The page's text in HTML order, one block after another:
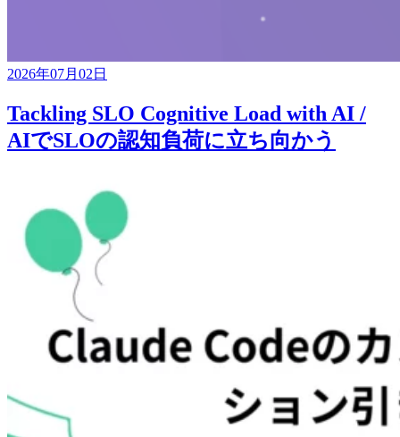
2026年07月02日
Tackling SLO Cognitive Load with AI /
AIでSLOの認知負荷に立ち向かう